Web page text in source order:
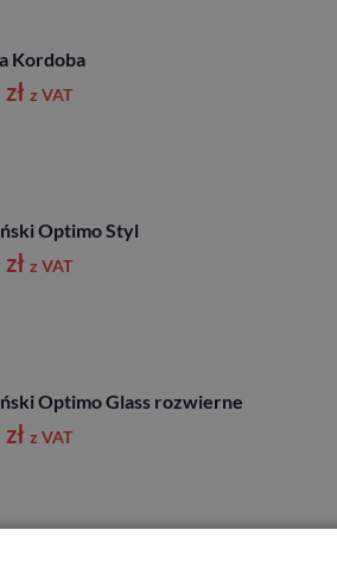
Kordoba
zł z VAT
Optimo Styl
zł z VAT
Optimo Glass rozwierne
zł z VAT